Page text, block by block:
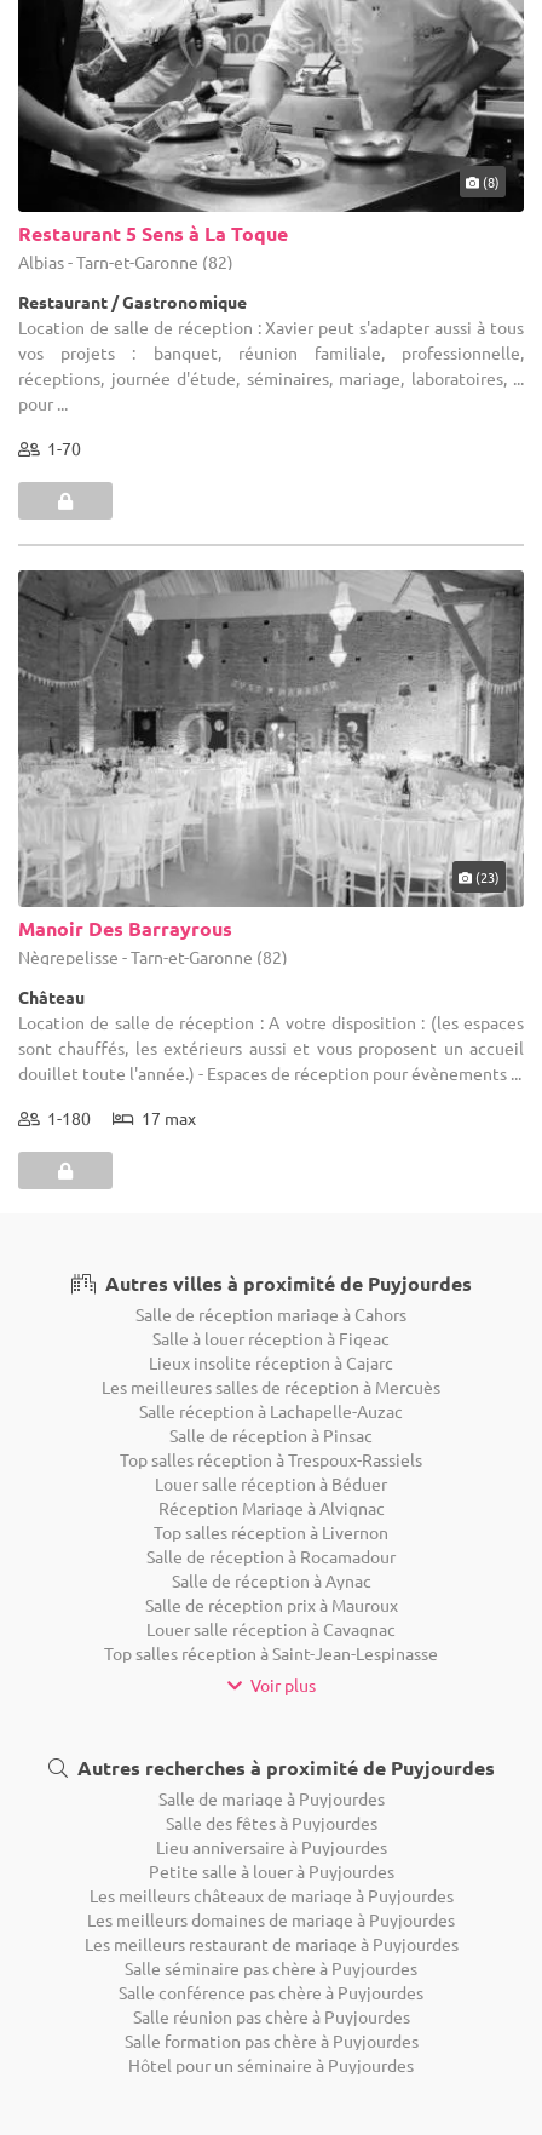
(8)
Restaurant 5 Sens à La Toque
Albias - Tarn-et-Garonne (82)
Restaurant / Gastronomique
Location de salle de réception : Xavier peut s'adapter aussi à tous
vos projets : banquet, réunion familiale, professionnelle,
réceptions, journée d'étude, séminaires, mariage, laboratoires, ...
pour ...
1-70
(23)
Manoir Des Barrayrous
Nègrepelisse - Tarn-et-Garonne (82)
Château
Location de salle de réception : A votre disposition : (les espaces
sont chauffés, les extérieurs aussi et vous proposent un accueil
douillet toute l'année.) - Espaces de réception pour évènements ...
1-180 17 max
Autres villes à proximité de Puyjourdes
Salle de réception mariage à Cahors
Salle à louer réception à Figeac
Lieux insolite réception à Cajarc
Les meilleures salles de réception à Mercuès
Salle réception à Lachapelle-Auzac
Salle de réception à Pinsac
Top salles réception à Trespoux-Rassiels
Louer salle réception à Béduer
Réception Mariage à Alvignac
Top salles réception à Livernon
Salle de réception à Rocamadour
Salle de réception à Aynac
Salle de réception prix à Mauroux
Louer salle réception à Cavagnac
Top salles réception à Saint-Jean-Lespinasse
Voir plus
Autres recherches à proximité de Puyjourdes
Salle de mariage à Puyjourdes
Salle des fêtes à Puyjourdes
Lieu anniversaire à Puyjourdes
Petite salle à louer à Puyjourdes
Les meilleurs châteaux de mariage à Puyjourdes
Les meilleurs domaines de mariage à Puyjourdes
Les meilleurs restaurant de mariage à Puyjourdes
Salle séminaire pas chère à Puyjourdes
Salle conférence pas chère à Puyjourdes
Salle réunion pas chère à Puyjourdes
Salle formation pas chère à Puyjourdes
Hôtel pour un séminaire à Puyjourdes